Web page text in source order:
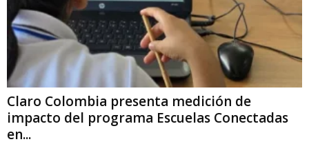
Claro Colombia presenta medición de
impacto del programa Escuelas Conectadas
en...